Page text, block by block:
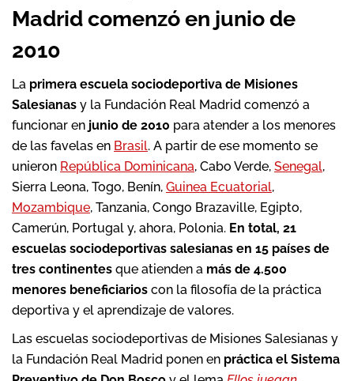
Madrid comenzó en junio de
2010
La primera escuela sociodeportiva de Misiones
Salesianas y la Fundación Real Madrid comenzó a
funcionar en junio de 2010 para atender a los menores
de las favelas en Brasil. A partir de ese momento se
unieron República Dominicana, Cabo Verde, Senegal,
Sierra Leona, Togo, Benín, Guinea Ecuatorial,
Mozambique, Tanzania, Congo Brazaville, Egipto,
Camerún, Portugal y, ahora, Polonia. En total, 21
escuelas sociodeportivas salesianas en 15 países de
tres continentes que atienden a más de 4.500
menores beneficiarios con la filosofía de la práctica
deportiva y el aprendizaje de valores.
Las escuelas sociodeportivas de Misiones Salesianas y
la Fundación Real Madrid ponen en práctica el Sistema